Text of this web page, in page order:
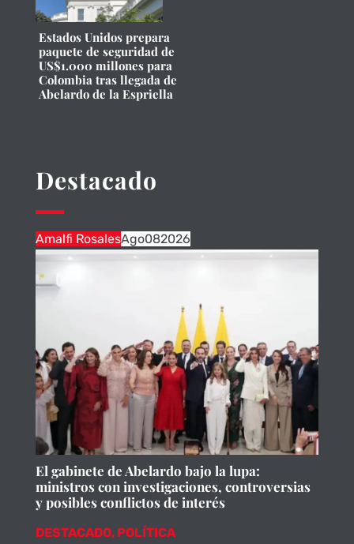
Estados Unidos prepara
paquete de seguridad de
US$1.000 millones para
Colombia tras llegada de
Abelardo de la Espriella
Destacado
Amalfi RosalesAgo082026
El gabinete de Abelardo bajo la lupa:
ministros con investigaciones, controversias
y posibles conflictos de interés
DESTACADO, POLÍTICA